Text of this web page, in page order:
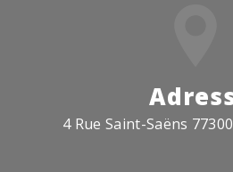
4 Rue Saint-Saëns